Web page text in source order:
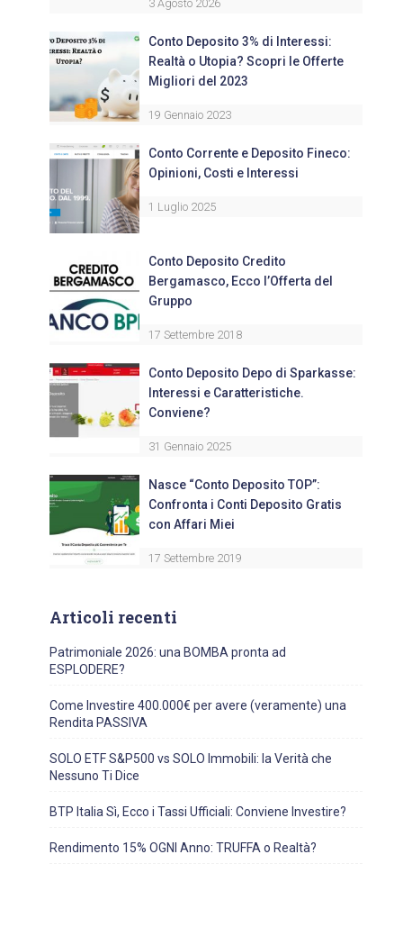
3 Agosto 2026
Conto Deposito 3% di Interessi:
Realtà o Utopia? Scopri le Offerte
Migliori del 2023
19 Gennaio 2023
Conto Corrente e Deposito Fineco:
Opinioni, Costi e Interessi
1 Luglio 2025
Conto Deposito Credito
Bergamasco, Ecco l’Offerta del
Gruppo
17 Settembre 2018
Conto Deposito Depo di Sparkasse:
Interessi e Caratteristiche.
Conviene?
31 Gennaio 2025
Nasce “Conto Deposito TOP”:
Confronta i Conti Deposito Gratis
con Affari Miei
17 Settembre 2019
Articoli recenti
Patrimoniale 2026: una BOMBA pronta ad
ESPLODERE?
Come Investire 400.000€ per avere (veramente) una
Rendita PASSIVA
SOLO ETF S&P500 vs SOLO Immobili: la Verità che
Nessuno Ti Dice
BTP Italia Sì, Ecco i Tassi Ufficiali: Conviene Investire?
Rendimento 15% OGNI Anno: TRUFFA o Realtà?